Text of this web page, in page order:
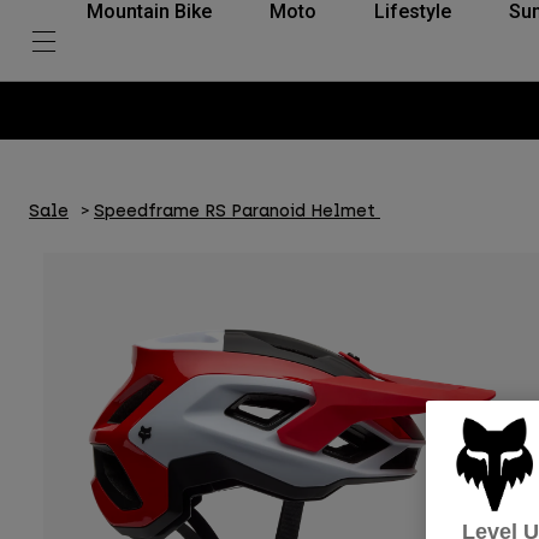
Mountain Bike Moto Lifestyle
Sale Speedframe RS Paranoid Helmet
Level